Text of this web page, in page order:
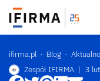
ifirma.pl Blog
Zespół IFIRMA | 3